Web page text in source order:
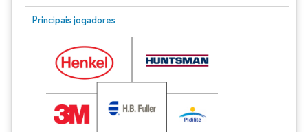
Principais jogadores